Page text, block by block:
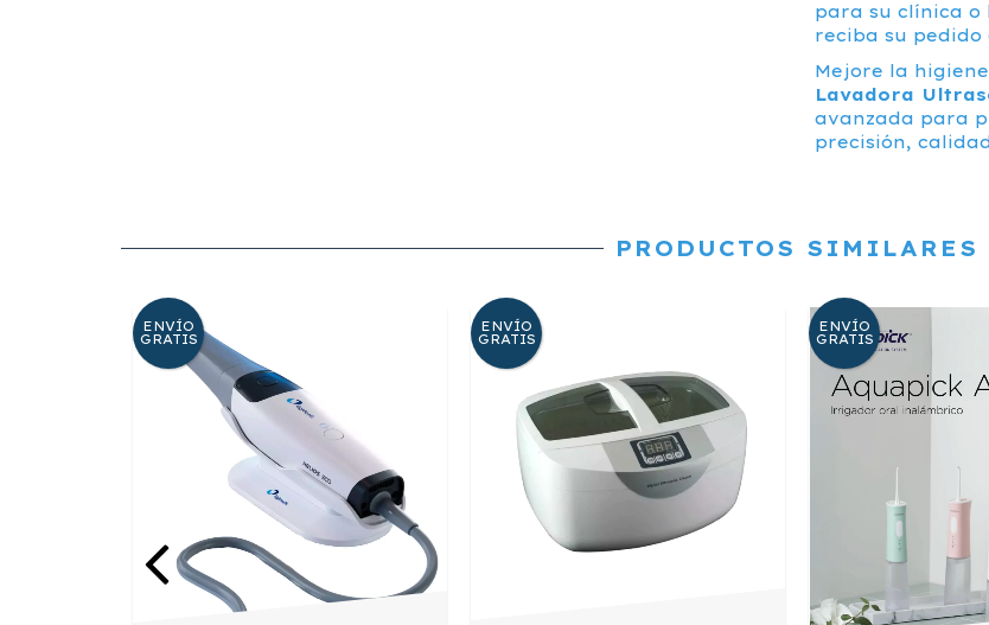
para su clínica o
reciba su
Mejore la
Lavadora
avanzada para
precisión,
PRODUCTOS SIMILARES
ENVÍO
GRATIS
ENVÍO
GRATIS
ENVÍO
GRATIS